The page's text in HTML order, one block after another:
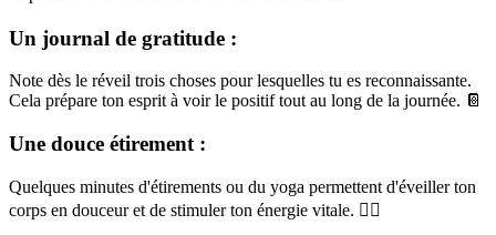
Un journal de gratitude :
Note dès le réveil trois choses pour lesquelles tu es reconnaissante.
Cela prépare ton esprit à voir le positif tout au long de la journée. 📔
Une douce étirement :
Quelques minutes d'étirements ou du yoga permettent d'éveiller ton
corps en douceur et de stimuler ton énergie vitale. 🤸‍♀️